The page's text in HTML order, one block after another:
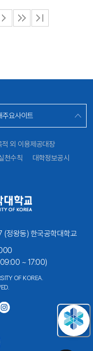
주요사이트
적 외 이용제공대장
천수칙
대학정보공시
정왕동) 한국공학대학교
~ 17:00)
OF KOREA.